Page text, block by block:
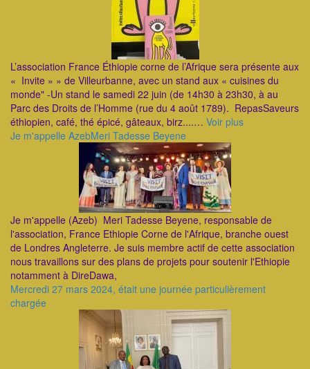
L’association France Éthiopie corne de l’Afrique sera présente aux
« Invite » » de Villeurbanne, avec un stand aux « cuisines du
monde" -Un stand le samedi 22 juin (de 14h30 à 23h30, à au
Parc des Droits de l’Homme (rue du 4 août 1789). RepasSaveurs
éthiopien, café, thé épicé, gâteaux, birz....… Voir plus
Je m'appelle AzebMeri Tadesse Beyene
Je m'appelle (Azeb) Meri Tadesse Beyene, responsable de
l'association, France Ethiopie Corne de l'Afrique, branche ouest
de Londres Angleterre. Je suis membre actif de cette association
nous travaillons sur des plans de projets pour soutenir l'Ethiopie
notamment à DireDawa,
Mercredi 27 mars 2024, était une journée particulièrement
chargée